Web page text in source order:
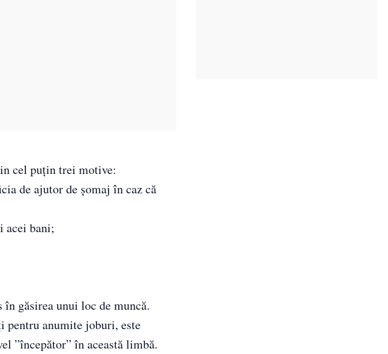
cel puțin trei motive:
de ajutor de șomaj în caz că
acei bani;
găsirea unui loc de muncă.
pentru anumite joburi, este
”începător” în această limbă.